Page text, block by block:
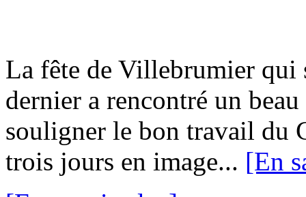
La fête de Villebrumier qui
dernier a rencontré un
souligner le bon travail du
trois jours en image... [En